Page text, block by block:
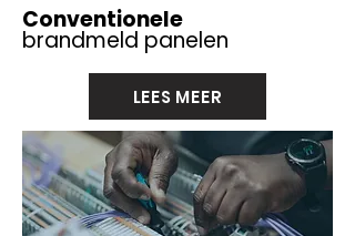
Conventionele
brandmeld panelen
LEES MEER